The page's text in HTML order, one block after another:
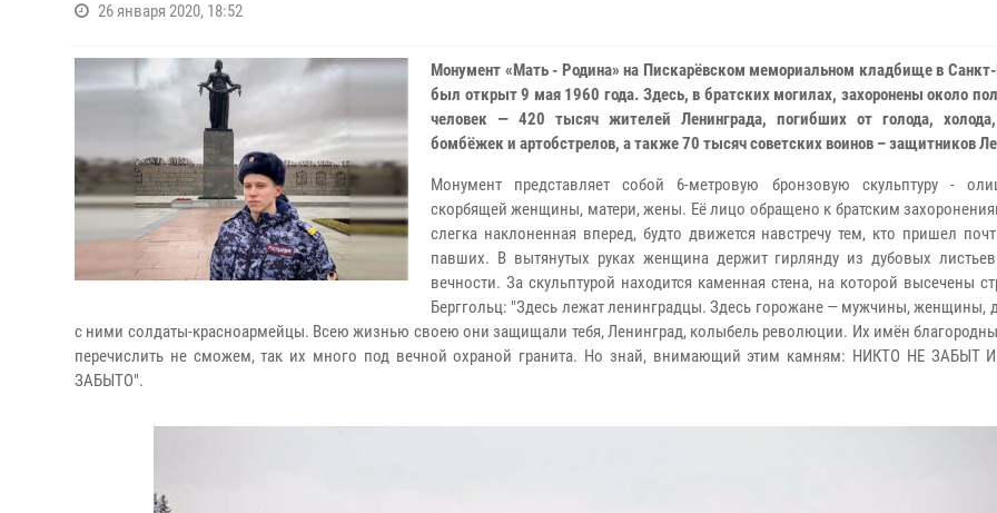
26 января 2020, 18:52
Монумент «Мать - Родина» на Пискарёвском мемориальном кладбище в Санкт-
был открыт 9 мая 1960 года. Здесь, в братских могилах, захоронены около
человек — 420 тысяч жителей Ленинграда, погибших от голода,
бомбёжек и артобстрелов, а также 70 тысяч советских воинов – защитников
Монумент представляет собой 6-метровую бронзовую скульптуру -
скорбящей женщины, матери, жены. Её лицо обращено к братским
слегка наклоненная вперед, будто движется навстречу тем, кто пришел
павших. В вытянутых руках женщина держит гирлянду из дубовых
вечности. За скульптурой находится каменная стена, на которой высечены
Берггольц: "Здесь лежат ленинградцы. Здесь горожане — мужчины, женщины,
с ними солдаты-красноармейцы. Всею жизнью своею они защищали тебя, Ленинград, колыбель революции. Их имён
перечислить не сможем, так их много под вечной охраной гранита. Но знай, внимающий этим камням: НИКТО НЕ ЗАБЫТ
ЗАБЫТО".